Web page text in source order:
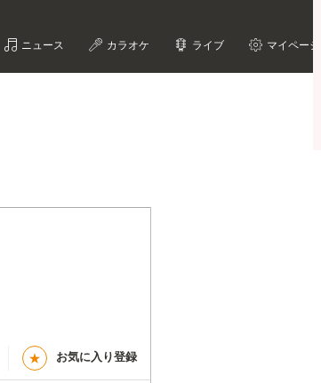
ニュース カラオケ ライブ マイページ
★ お気に入り登録